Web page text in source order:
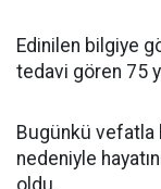
Edinilen bilgiye
tedavi gören 75
Bugünkü vefatla
nedeniyle
oldu.